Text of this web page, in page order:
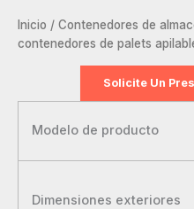
Inicio / Contenedores de
contenedores de palets
Solicite Un
Modelo de producto
Dimensiones exteriores